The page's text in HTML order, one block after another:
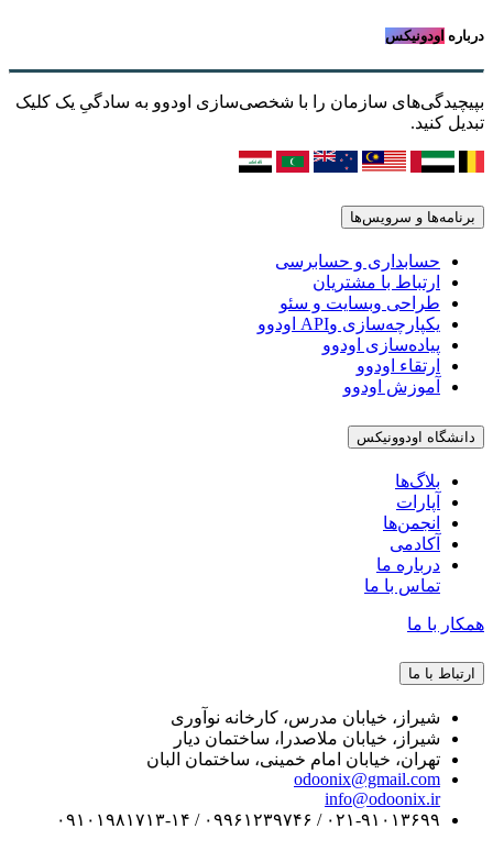
درباره اودونیکس
بپیچیدگی‌های سازمان را با شخصی‌سازی اودوو به سادگیِ یک کلیک
تبدیل کنید.
برنامه‌ها و سرویس‌ها
حسابداری و حسابرسی
ارتباط با مشتریان
طراحی وبسایت و سئو
یکپارچه‌سازی وAPI اودوو
پیاده‌سازی اودوو
ارتقاء اودوو
آموزش اودوو
دانشگاه اودوونیکس
بلاگ‌ها
آپارات
انجمن‌ها
آکادمی
درباره ما
تماس با ما
همکار با ما
ارتباط با ما
شیراز، خیابان مدرس، کارخانه نوآوری
شیراز، خیابان ملاصدرا، ساختمان دیار
تهران، خیابان امام خمینی، ساختمان البان
odoonix@gmail.com
info@odoonix.ir
۰۲۱-۹۱۰۱۳۶۹۹ / ۰۹۹۶۱۲۳۹۷۴۶ / ۰۹۱۰۱۹۸۱۷۱۳-۱۴